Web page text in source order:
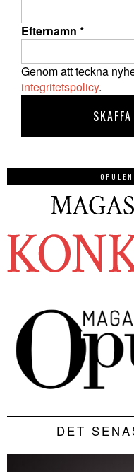
Efternamn *
Genom att teckna
integritetspolicy.
DET